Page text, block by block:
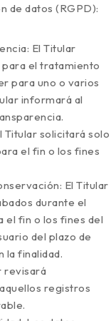
de datos (RGPD):
El Titular
el tratamiento
para uno o varios
informará al
Titular solicitará solo
el fin o los fines
El Titular
durante el
fin o los fines del
del plazo de
la finalidad.
revisará
registros